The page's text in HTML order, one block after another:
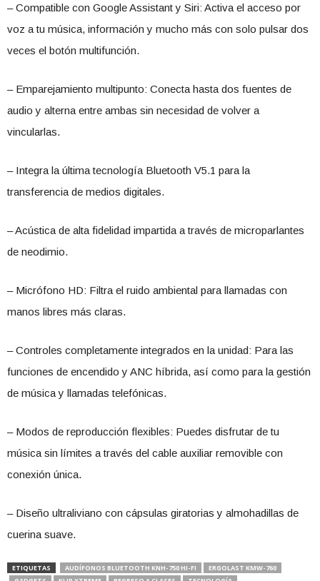
– Compatible con Google Assistant y Siri: Activa el acceso por
voz a tu música, información y mucho más con solo pulsar dos
veces el botón multifunción.
– Emparejamiento multipunto: Conecta hasta dos fuentes de
audio y alterna entre ambas sin necesidad de volver a
vincularlas.
– Integra la última tecnología Bluetooth V5.1 para la
transferencia de medios digitales.
– Acústica de alta fidelidad impartida a través de microparlantes
de neodimio.
– Micrófono HD: Filtra el ruido ambiental para llamadas con
manos libres más claras.
– Controles completamente integrados en la unidad: Para las
funciones de encendido y ANC híbrida, así como para la gestión
de música y llamadas telefónicas.
– Modos de reproducción flexibles: Puedes disfrutar de tu
música sin límites a través del cable auxiliar removible con
conexión única.
– Diseño ultraliviano con cápsulas giratorias y almohadillas de
cuerina suave.
ETIQUETAS AUDÍFONOS BLUETOOTH KNH-750 HI-FI
ERGOLAST KMW-760